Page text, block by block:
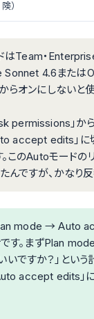
険）
はTeam・
Sonnet 4.6または
らオンにしないと
permissions」か
accept edits」に
このAutoモードの
んですが、かなり反
mode → Auto
す。まずPlan mode
いですか？」という
accept edits」